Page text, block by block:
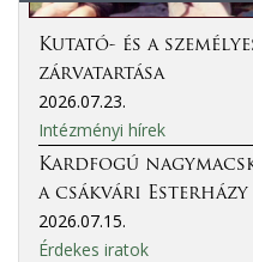
Kutató- és a
zárvatartása
2026.07.23.
Intézményi hírek
Kardfogú
a csákvári
2026.07.15.
Érdekes iratok